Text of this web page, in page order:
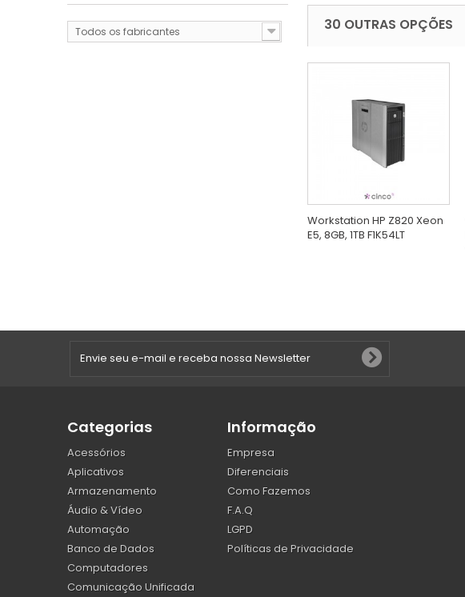
Todos os fabricantes 30 OUTRAS OPÇÕES
Workstation HP Z820 Xeon
E5, 8GB, 1TB F1K54LT
Categorias
Acessórios
Aplicativos
Armazenamento
Áudio & Vídeo
Automação
Banco de Dados
Computadores
Comunicação Unificada
Informação
Empresa
Diferenciais
Como Fazemos
F.A.Q
LGPD
Políticas de Privacidade